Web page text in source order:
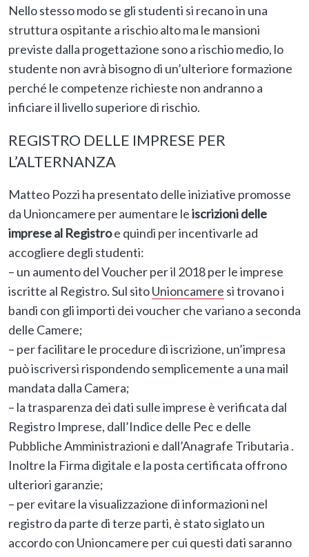
Nello stesso modo se gli studenti si recano in una
struttura ospitante a rischio alto ma le mansioni
previste dalla progettazione sono a rischio medio, lo
studente non avrà bisogno di un’ulteriore formazione
perché le competenze richieste non andranno a
inficiare il livello superiore di rischio.
REGISTRO DELLE IMPRESE PER
L’ALTERNANZA
Matteo Pozzi ha presentato delle iniziative promosse
da Unioncamere per aumentare leiscrizioni delle
imprese al Registroe quindi per incentivarle ad
accogliere degli studenti:
– un aumento del Voucher per il 2018 per le imprese
iscritte al Registro. Sul sitoUnioncamere si trovano i
bandi con gli importi dei voucher che variano a seconda
delle Camere;
– per facilitare le procedure di iscrizione, un’impresa
può iscriversi rispondendo semplicemente a una mail
mandata dalla Camera;
– la trasparenza dei dati sulle imprese è verificata dal
Registro Imprese, dall’Indice delle Pec e delle
Pubbliche Amministrazioni e dall’Anagrafe Tributaria .
Inoltre la Firma digitale e la posta certificata offrono
ulteriori garanzie;
– per evitare la visualizzazione di informazioni nel
registro da parte di terze parti, è stato siglato un
accordo con Unioncamere per cui questi dati saranno